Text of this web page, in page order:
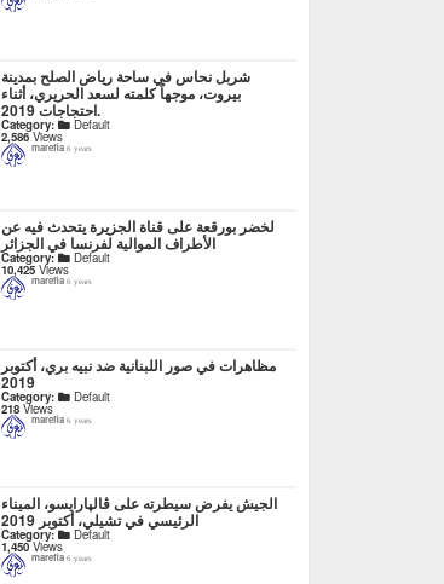
شربل نحاس في ساحة رياض الصلح بمدينة
بيروت، موجهاً كلمته لسعد الحريري، أثناء
احتجاجات 2019.
Category: Default
2,586Views
marefia 6 years
لخضر بورقعة على قناة الجزيرة يتحدث فيه عن
الأطراف الموالية لفرنسا في الجزائر
Category: Default
10,425 Views
marefia 6 years
مظاهرات في صور اللبنانية ضد نبيه بري، أكتوبر
2019
Category: Default
218 Views
marefia 6 years
الجيش يفرض سيطرته على ڤالپارايسو، الميناء
الرئيسي في تشيلي، أكتوبر 2019
Category: Default
1,450Views
marefia 6 years